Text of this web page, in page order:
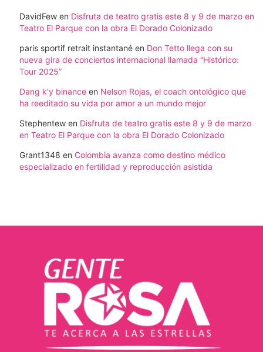
DavidFew en Disfruta de teatro gratis este 8 y 9 de marzo en
Teatro El Parque con la obra El Dorado Colonizado
paris sportif retrait instantané en Don Tetto llega con su
nueva gira de conciertos internacional llamada “Histórico:
Tour 2025”
Dang k'y binance en Nelson Rojas, el coach ontológico que
ha reeditado su vida por amor a un mundo mejor
Stephentew en Disfruta de teatro gratis este 8 y 9 de marzo
en Teatro El Parque con la obra El Dorado Colonizado
Grant1348 en Colombia avanza como destino médico
especializado en fertilidad y reproducción asistida